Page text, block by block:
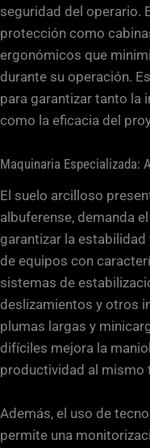
seguridad del operario.
protección como
ergonómicos que
durante su operación.
para garantizar tanto la
como la eficacia del
Maquinaria Especializada:
El suelo arcilloso
albuferense, demanda
garantizar la
de equipos con
sistemas de
deslizamientos y otros
plumas largas y
difíciles mejora la
productividad al mismo
Además, el uso de
permite una